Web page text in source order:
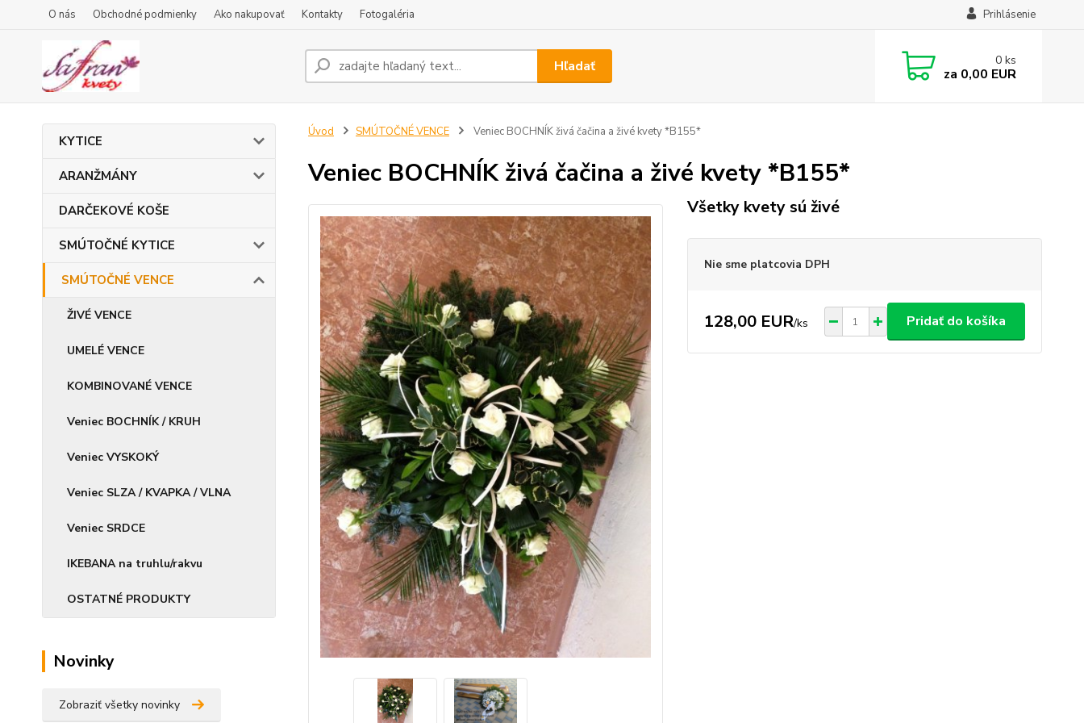
O nás Obchodné podmienky Ako nakupovať Kontakty Fotogaléria Prihlásenie
Hľadať 0 ks
za 0,00 EUR
KYTICE
ARANŽMÁNY
DARČEKOVÉ KOŠE
SMÚTOČNÉ KYTICE
SMÚTOČNÉ VENCE
ŽIVÉ VENCE
UMELÉ VENCE
KOMBINOVANÉ VENCE
Veniec BOCHNÍK / KRUH
Veniec VYSKOKÝ
Veniec SLZA / KVAPKA / VLNA
Veniec SRDCE
IKEBANA na truhlu/rakvu
OSTATNÉ PRODUKTY
Novinky
Zobraziť všetky novinky
Úvod SMÚTOČNÉ VENCE Veniec BOCHNÍK živá čačina a živé kvety *B155*
Veniec BOCHNÍK živá čačina a živé kvety *B155*
Všetky kvety sú živé
Nie sme platcovia DPH
128,00 EUR/ks Pridať do košíka